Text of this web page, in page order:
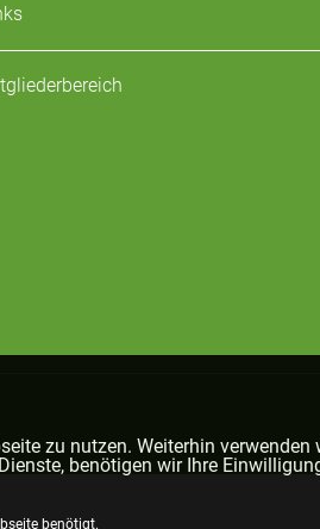
zu nutzen. Weiterhin
benötigen wir Ihre
benötigt.